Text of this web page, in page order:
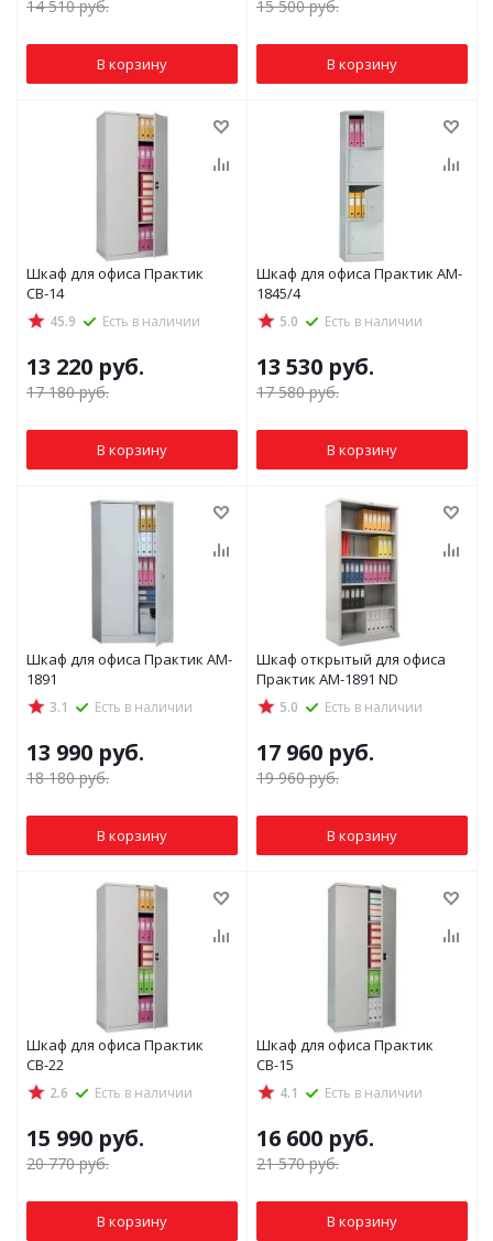
14 510руб.
В корзину
15 500руб.
В корзину
Шкаф для офиса Практик
СВ-14
45.9 Есть в наличии
13 220 руб.
17 180руб.
В корзину
Шкаф для офиса Практик AM-
1845/4
5.0 Есть в наличии
13 530 руб.
17 580руб.
В корзину
Шкаф для офиса Практик AM-
1891
3.1 Есть в наличии
13 990 руб.
18 180руб.
В корзину
Шкаф открытый для офиса
Практик AM-1891 ND
5.0 Есть в наличии
17 960 руб.
19 960руб.
В корзину
Шкаф для офиса Практик
СВ-22
2.6 Есть в наличии
15 990 руб.
20 770руб.
В корзину
Шкаф для офиса Практик
СВ-15
4.1 Есть в наличии
16 600 руб.
21 570руб.
В корзину